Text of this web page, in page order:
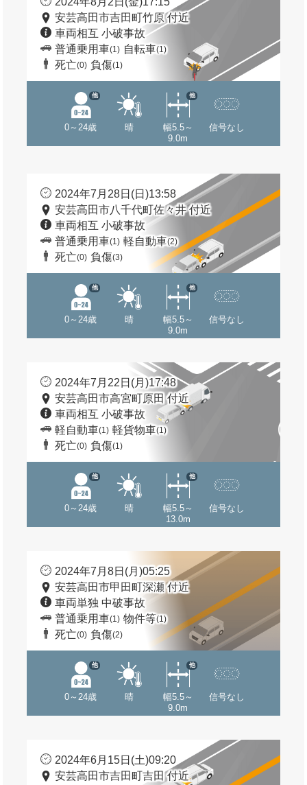
安芸高田市吉田町竹原 付近
車両相互 小破事故
普通乗用車(1) 自転車(1)
死亡(0) 負傷(1)
0～24歳
他
晴
幅5.5～
9.0m
他
信号なし
2024年7月28日(日)13:58
安芸高田市八千代町佐々井 付近
車両相互 小破事故
普通乗用車(1) 軽自動車(2)
死亡(0) 負傷(3)
0～24歳
他
晴
幅5.5～
9.0m
他
信号なし
2024年7月22日(月)17:48
安芸高田市高宮町原田 付近
車両相互 小破事故
軽自動車(1) 軽貨物車(1)
死亡(0) 負傷(1)
0～24歳
他
晴
幅5.5～
13.0m
他
信号なし
2024年7月8日(月)05:25
安芸高田市甲田町深瀬 付近
車両単独 中破事故
普通乗用車(1) 物件等(1)
死亡(0) 負傷(2)
0～24歳
他
晴
幅5.5～
9.0m
他
信号なし
2024年6月15日(土)09:20
安芸高田市吉田町吉田 付近